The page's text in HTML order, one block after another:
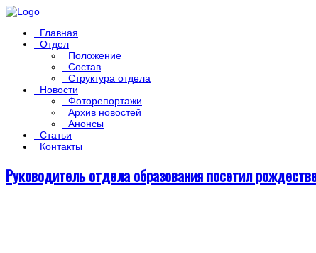
Главная
Отдел
Положение
Состав
Структура отдела
Новости
Фоторепортажи
Архив новостей
Анонсы
Статьи
Контакты
Руководитель отдела образования посетил